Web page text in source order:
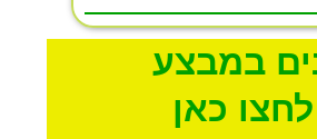
במבצע
כאן